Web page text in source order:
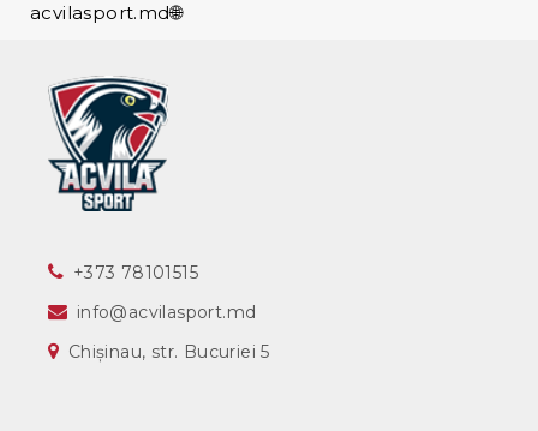
acvilasport.md🌐
‎+373 78101515
info@acvilasport.md
Chișinau, str. Bucuriei 5